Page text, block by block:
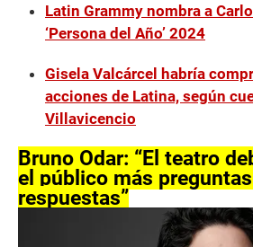
Latin Grammy nombra a
‘Persona del Año’ 2024
Gisela Valcárcel habría
acciones de Latina, según
Villavicencio
Bruno Odar: “El teatro
el público más
respuestas”